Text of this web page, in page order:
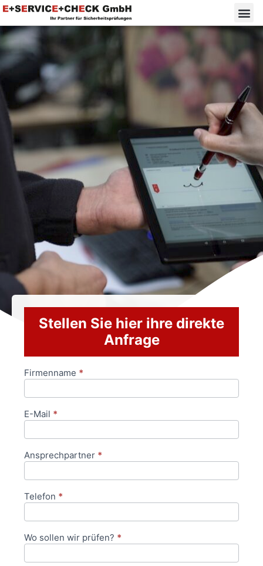
Stellen Sie hier ihre direkte
Anfrage
Anfrageformular
Firmenname *
E-Mail *
Ansprechpartner *
Telefon *
Wo sollen wir prüfen? *